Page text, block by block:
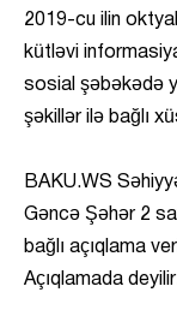
2019-cu ilin
kütləvi
sosial şəbəkədə
şəkillər ilə bağlı
BAKU.WS
Gəncə Şəhər 2
bağlı açıqlama
Açıqlamada